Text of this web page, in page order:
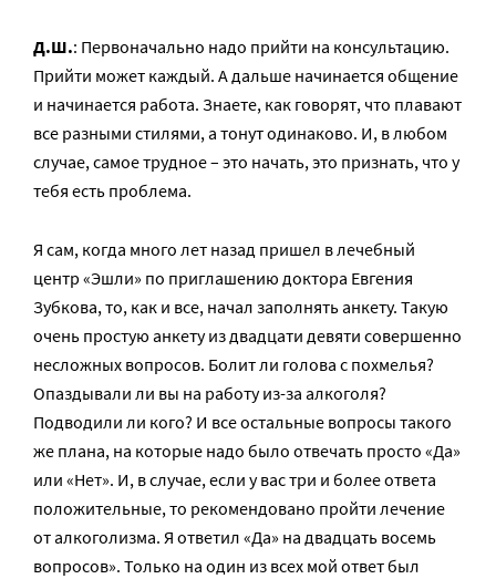
Д.Ш.: Первоначально надо прийти на консультацию.
Прийти может каждый. А дальше начинается общение
и начинается работа. Знаете, как говорят, что плавают
все разными стилями, а тонут одинаково. И, в любом
случае, самое трудное – это начать, это признать, что у
тебя есть проблема.
Я сам, когда много лет назад пришел в лечебный
центр «Эшли» по приглашению доктора Евгения
Зубкова, то, как и все, начал заполнять анкету. Такую
очень простую анкету из двадцати девяти совершенно
несложных вопросов. Болит ли голова с похмелья?
Опаздывали ли вы на работу из-за алкоголя?
Подводили ли кого? И все остальные вопросы такого
же плана, на которые надо было отвечать просто «Да»
или «Нет». И, в случае, если у вас три и более ответа
положительные, то рекомендовано пройти лечение
от алкоголизма. Я ответил «Да» на двадцать восемь
вопросов». Только на один из всех мой ответ был